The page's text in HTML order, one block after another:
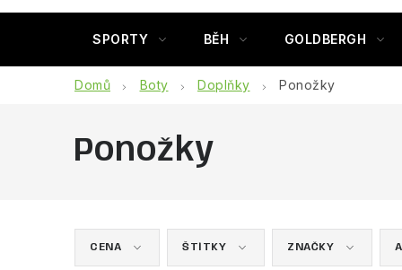
SPORTY BĚH GOLDBERGH
Domů Boty Doplňky Ponožky
Ponožky
CENA ŠTÍTKY ZNAČKY